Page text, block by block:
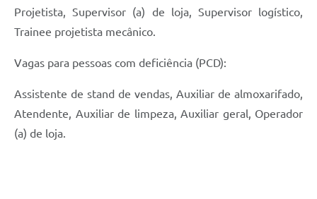
Projetista, Supervisor (a) de loja, Supervisor logístico,
Trainee projetista mecânico.
Vagas para pessoas com deficiência (PCD):
Assistente de stand de vendas, Auxiliar de almoxarifado,
Atendente, Auxiliar de limpeza, Auxiliar geral, Operador
(a) de loja.